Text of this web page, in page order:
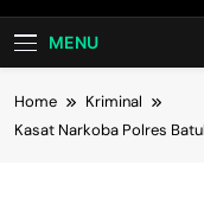
MENU
Home
Kriminal
Kasat Narkoba Polres